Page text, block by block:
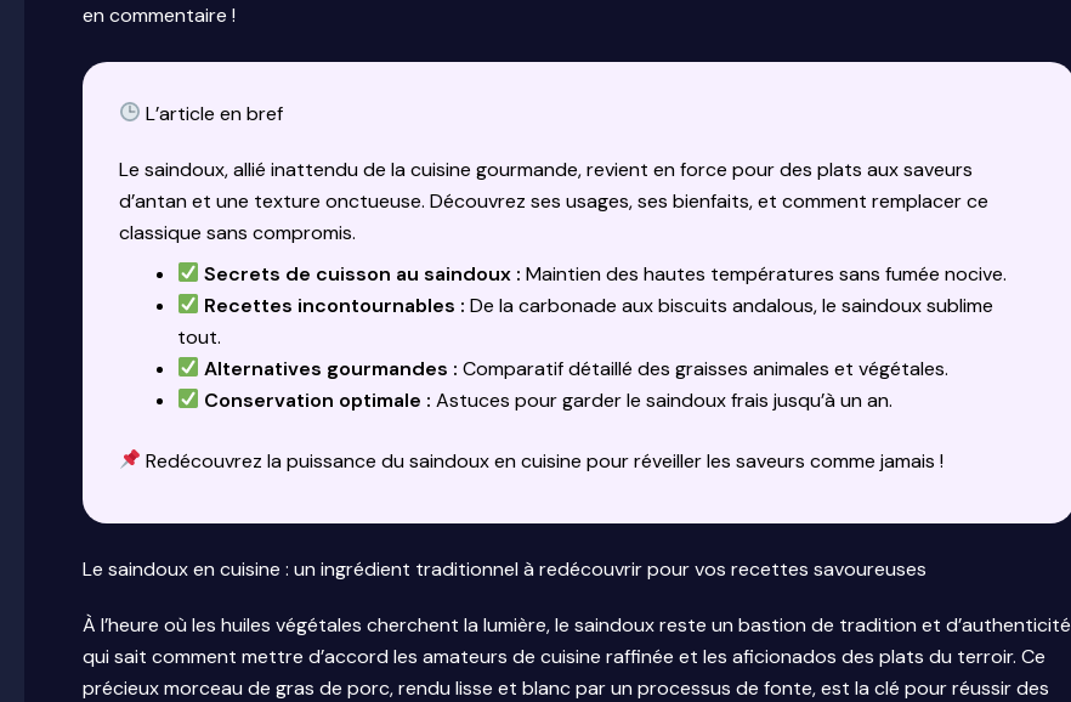
en commentaire !
L’article en bref
Le saindoux, allié inattendu de la cuisine gourmande, revient en force pour des plats aux saveurs
d’antan et une texture onctueuse. Découvrez ses usages, ses bienfaits, et comment remplacer ce
classique sans compromis.
Secrets de cuisson au saindoux : Maintien des hautes températures sans fumée nocive.
Recettes incontournables : De la carbonade aux biscuits andalous, le saindoux sublime
tout.
Alternatives gourmandes : Comparatif détaillé des graisses animales et végétales.
Conservation optimale : Astuces pour garder le saindoux frais jusqu’à un an.
Redécouvrez la puissance du saindoux en cuisine pour réveiller les saveurs comme jamais !
Le saindoux en cuisine : un ingrédient traditionnel à redécouvrir pour vos recettes savoureuses
À l’heure où les huiles végétales cherchent la lumière, le saindoux reste un bastion de tradition et d’authenticité
qui sait comment mettre d’accord les amateurs de cuisine raffinée et les aficionados des plats du terroir. Ce
précieux morceau de gras de porc, rendu lisse et blanc par un processus de fonte, est la clé pour réussir des